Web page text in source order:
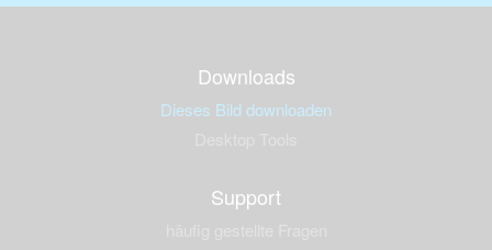
Downloads
Dieses Bild downloaden
Support